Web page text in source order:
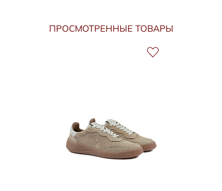
ПРОСМОТРЕННЫЕ ТОВАРЫ